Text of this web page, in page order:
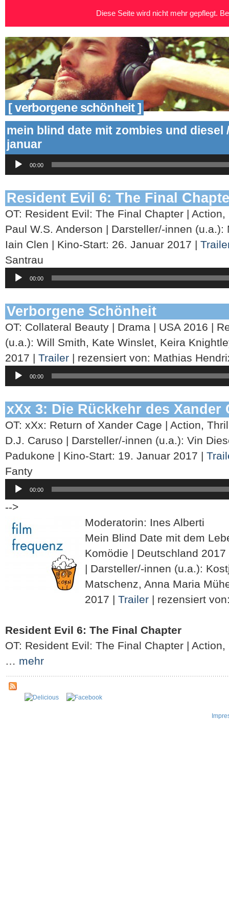
[ verborgene schönheit ]
mein blind date mit zombies und diesel
januar
Player
00:00
Resident Evil 6: The Final
OT: Resident Evil: The Final Chapter |
Paul W.S. Anderson | Darsteller/-innen
Iain Clen | Kino-Start: 26. Januar 2017 |
Santrau
Player
00:00
Verborgene Schönheit
OT: Collateral Beauty | Drama | USA 2016 |
(u.a.): Will Smith, Kate Winslet, Keira
2017 | Trailer | rezensiert von: Mathias
Player
00:00
xXx 3: Die Rückkehr des Xander
OT: xXx: Return of Xander Cage | Action,
D.J. Caruso | Darsteller/-innen (u.a.): Vin
Padukone | Kino-Start: 19. Januar 2017 |
Fanty
Player
00:00
-->
Moderatorin: Ines Alberti
Mein Blind Date mit dem
Komödie | Deutschland
| Darsteller/-innen (u.a.):
Matschenz, Anna Maria
2017 | Trailer | rezensiert
Resident Evil 6: The Final Chapter
OT: Resident Evil: The Final Chapter |
… mehr
Diese Seite wird nicht mehr gepflegt.